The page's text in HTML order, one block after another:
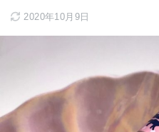
2020年10月9日